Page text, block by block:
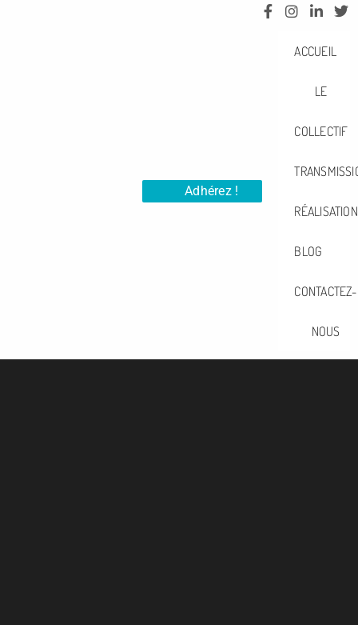
Adhérez !
ACCUEIL
LE
COLLECTIF
BLOG
CONTACTEZ-
NOUS